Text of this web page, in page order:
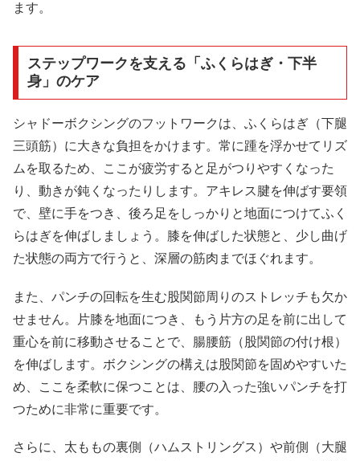
ます。
ステップワークを支える「ふくらはぎ・下半
身」のケア
シャドーボクシングのフットワークは、ふくらはぎ（下腿
三頭筋）に大きな負担をかけます。常に踵を浮かせてリズ
ムを取るため、ここが疲労すると足がつりやすくなった
り、動きが鈍くなったりします。アキレス腱を伸ばす要領
で、壁に手をつき、後ろ足をしっかりと地面につけてふく
らはぎを伸ばしましょう。膝を伸ばした状態と、少し曲げ
た状態の両方で行うと、深層の筋肉までほぐれます。
また、パンチの回転を生む股関節周りのストレッチも欠か
せません。片膝を地面につき、もう片方の足を前に出して
重心を前に移動させることで、腸腰筋（股関節の付け根）
を伸ばします。ボクシングの構えは股関節を固めやすいた
め、ここを柔軟に保つことは、腰の入った強いパンチを打
つために非常に重要です。
さらに、太ももの裏側（ハムストリングス）や前側（大腿